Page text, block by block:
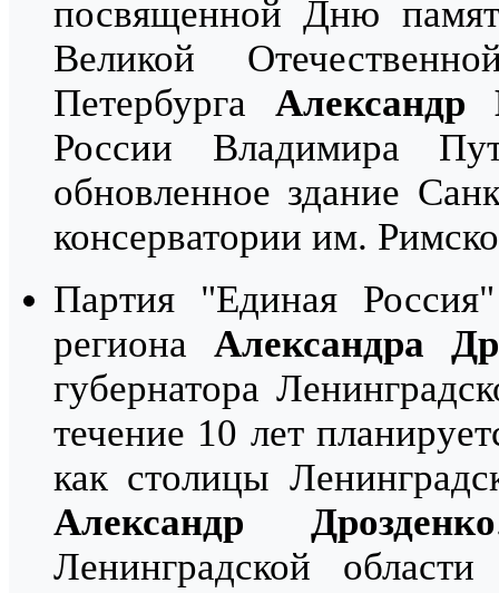
посвященной Дню
Великой
Петербурга Александр
России Владимира
обновленное здание
консерватории им.
Партия "Единая
региона Александра
губернатора
течение 10 лет
как столицы
Александр Дрозденко
Ленинградской